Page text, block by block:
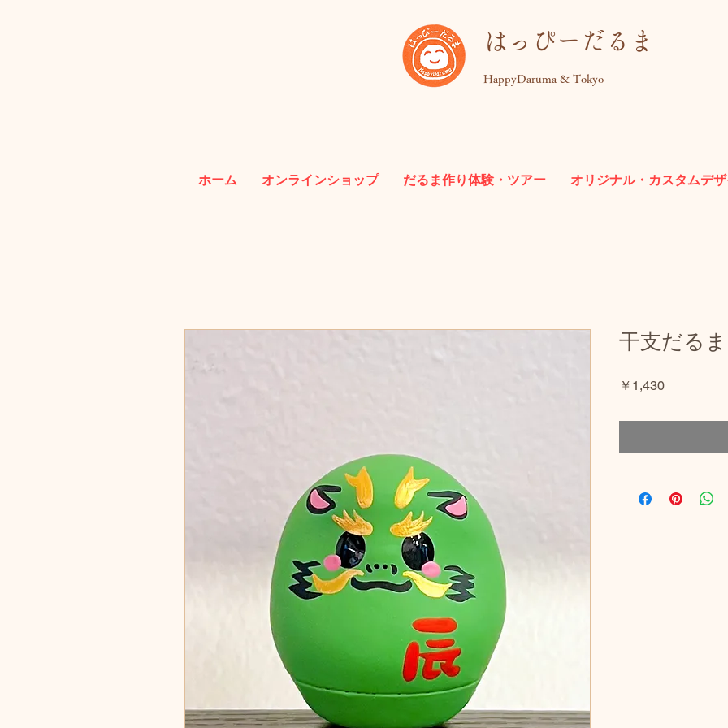
​はっぴーだるま
HappyDaruma & Tokyo
ホーム オンラインショップ だるま作り体験・ツアー オリジナル・カスタムデ
干支だる
￥1,430価